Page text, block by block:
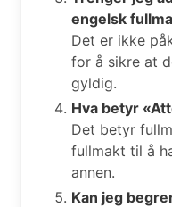
engelsk
Det er ikke
for å sikre at
gyldig.
Hva betyr
Det betyr
fullmakt til å
annen.
Kan jeg